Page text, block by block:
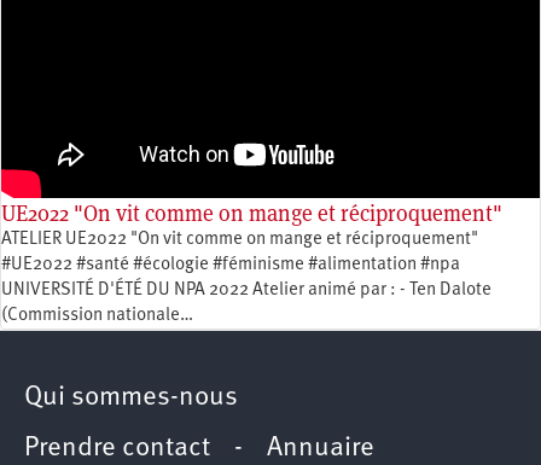
UE2022 "On vit comme on mange et réciproquement"
ATELIER UE2022 "On vit comme on mange et réciproquement"
#UE2022 #santé #écologie #féminisme #alimentation #npa
UNIVERSITÉ D'ÉTÉ DU NPA 2022 Atelier animé par : - Ten Dalote
(Commission nationale…
Qui sommes-nous
Prendre contact - Annuaire